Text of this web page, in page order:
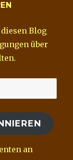
Blog
über
an